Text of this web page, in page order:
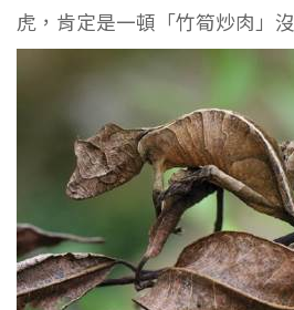
虎，肯定是一頓「竹筍炒肉」